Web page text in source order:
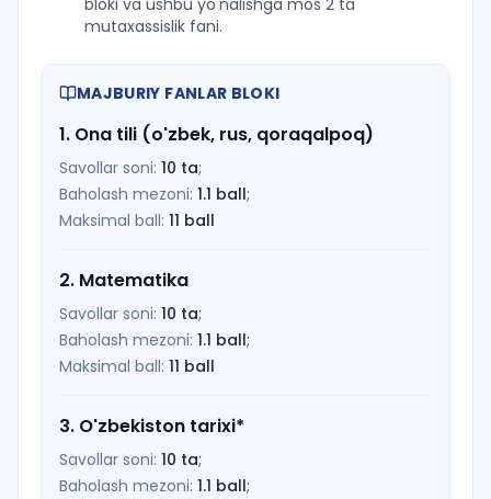
bloki va ushbu yo'nalishga mos 2 ta
mutaxassislik fani.
MAJBURIY FANLAR BLOKI
1. Ona tili (o'zbek, rus, qoraqalpoq)
Savollar soni: 10 ta;
Baholash mezoni: 1.1 ball;
Maksimal ball: 11 ball
2. Matematika
Savollar soni: 10 ta;
Baholash mezoni: 1.1 ball;
Maksimal ball: 11 ball
3. O'zbekiston tarixi*
Savollar soni: 10 ta;
Baholash mezoni: 1.1 ball;